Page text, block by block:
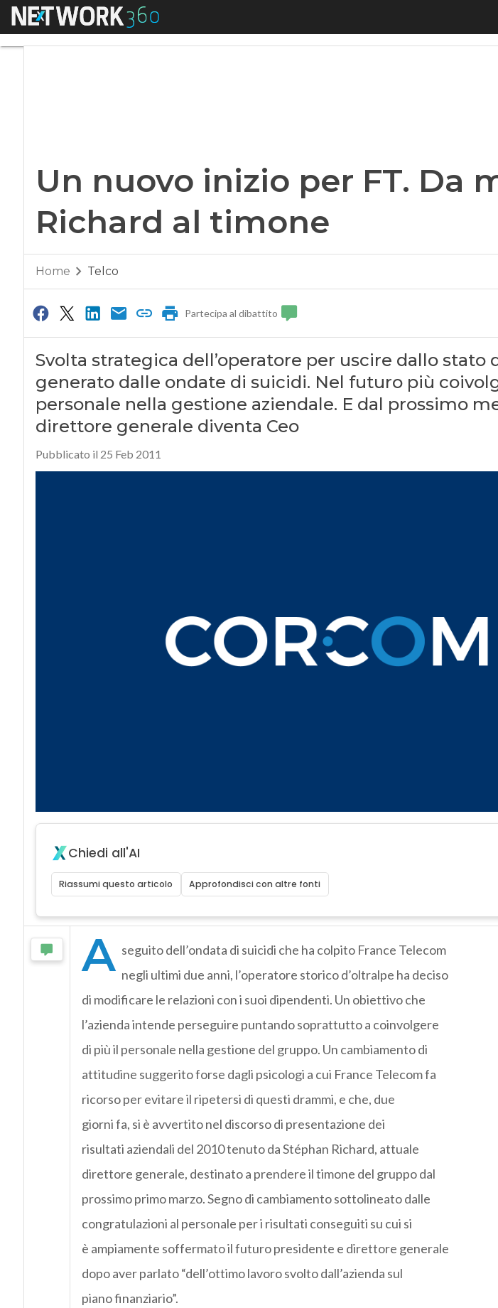
Menu
Un nuovo inizio per FT. Da
Richard al timone
Home Telco
Partecipa al dibattito
Svolta strategica dell’operatore per uscire dallo stato
generato dalle ondate di suicidi. Nel futuro più
personale nella gestione aziendale. E dal prossimo
direttore generale diventa Ceo
Pubblicato il 25 Feb 2011
Chiedi all'AI
Riassumi questo articolo Approfondisci con altre fonti
A seguito dell’ondata di suicidi che ha colpito France Telecom
negli ultimi due anni, l’operatore storico d’oltralpe ha deciso
di modificare le relazioni con i suoi dipendenti. Un obiettivo che
l’azienda intende perseguire puntando soprattutto a coinvolgere
di più il personale nella gestione del gruppo. Un cambiamento di
attitudine suggerito forse dagli psicologi a cui France Telecom fa
ricorso per evitare il ripetersi di questi drammi, e che, due
giorni fa, si è avvertito nel discorso di presentazione dei
risultati aziendali del 2010 tenuto da Stéphan Richard, attuale
direttore generale, destinato a prendere il timone del gruppo dal
prossimo primo marzo. Segno di cambiamento sottolineato dalle
congratulazioni al personale per i risultati conseguiti su cui si
è ampiamente soffermato il futuro presidente e direttore generale
dopo aver parlato “dell’ottimo lavoro svolto dall’azienda sul
piano finanziario”.